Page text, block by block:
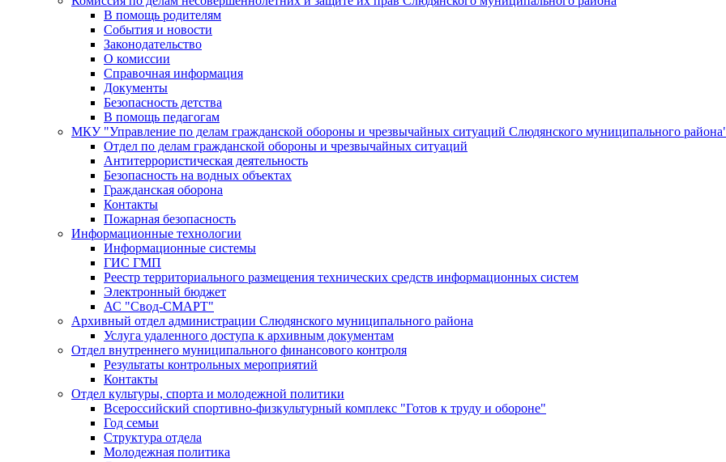
В помощь родителям
События и новости
Законодательство
О комиссии
Справочная информация
Документы
Безопасность детства
В помощь педагогам
МКУ "Управление по делам гражданской обороны и чрезвычайных ситуаций Слюдянского муниципального
Отдел по делам гражданской обороны и чрезвычайных ситуаций
Антитеррористическая деятельность
Безопасность на водных объектах
Гражданская оборона
Контакты
Пожарная безопасность
Информационные технологии
Информационные системы
ГИС ГМП
Реестр территориального размещения технических средств информационных систем
Электронный бюджет
АС "Свод-СМАРТ"
Архивный отдел администрации Слюдянского муниципального района
Услуга удаленного доступа к архивным документам
Отдел внутреннего муниципального финансового контроля
Результаты контрольных мероприятий
Контакты
Отдел культуры, спорта и молодежной политики
Всероссийский спортивно-физкультурный комплекс "Готов к труду и обороне"
Год семьи
Структура отдела
Молодежная политика